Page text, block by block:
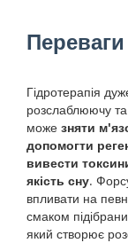
Переваги
Гідротерапія
розслаблюючу
може зняти
допомогти
вивести
якість сну.
впливати на
смаком
який створює